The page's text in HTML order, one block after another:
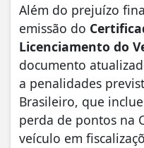
​Além do prejuízo
emissão do
Licenciamento do
documento
a penalidades
Brasileiro, que
perda de pontos na
veículo em